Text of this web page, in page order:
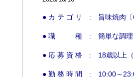
● カ テ ゴ リ : 旨味焼肉〔6
● 職 種 : 簡単な調理･
● 応 募 資 格 : 18歳以上（
● 勤 務 時 間 : 10:00～